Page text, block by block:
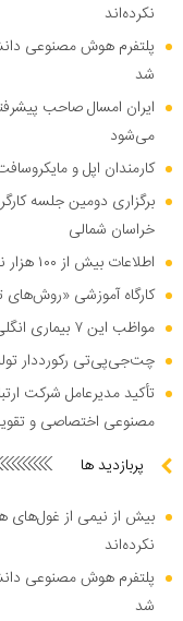
نکرده‌اند
پلتفرم هوش مصنوعی
شد
ایران امسال صاحب
می‌شود
کارمندان اپل و
برگزاری دومین جلسه
خراسان شمالی
اطلاعات بیش از ۱۰۰ هزار نیروی پلیس و کارمند امنیتی بریتانیا هک شد
کارگاه آموزشی «روش‌های
مواظب این ۷ بیماری انگلی شایع در تابستان باشید
چت‌جی‌پی‌تی رکورددار
تأکید مدیرعامل شرکت
مصنوعی اختصاصی و
پربازدید ها
بیش از نیمی از غول‌های
نکرده‌اند
پلتفرم هوش مصنوعی
شد